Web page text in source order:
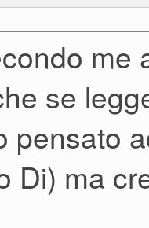
parti
me
se
pensato
Di) ma